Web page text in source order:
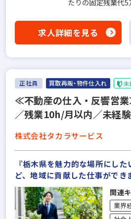
たりの固定残業代
求人詳細を見る
正社員 買取再販・物件仕入れ 未
≪不動産の仕入・反響営
／残業10h/月以内／未経験
株式会社タカラサービス
『栃木県を魅力的な場所にし
ど、地域に貢献した仕事ができ
関連
業界